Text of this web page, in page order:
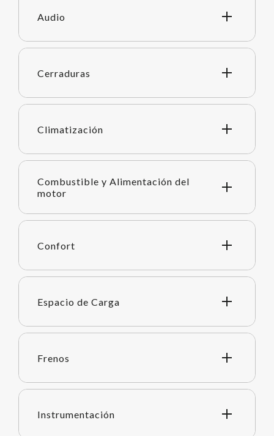
Audio
Cerraduras
Climatización
Combustible y Alimentación del
motor
Confort
Espacio de Carga
Frenos
Instrumentación